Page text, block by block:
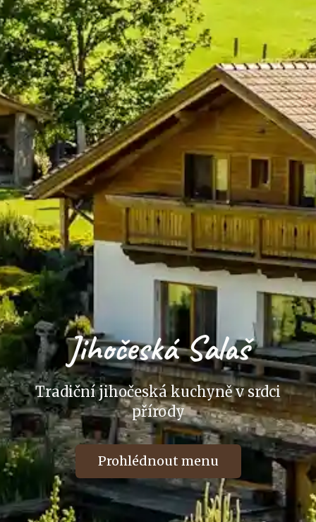
Jihočeská Salaš
Tradiční jihočeská kuchyně v srdci
přírody
Prohlédnout menu